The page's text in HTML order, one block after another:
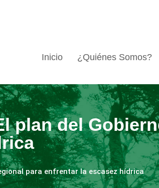
Inicio ¿Quiénes Somos?
plan del
para enfrentar la escasez hídrica